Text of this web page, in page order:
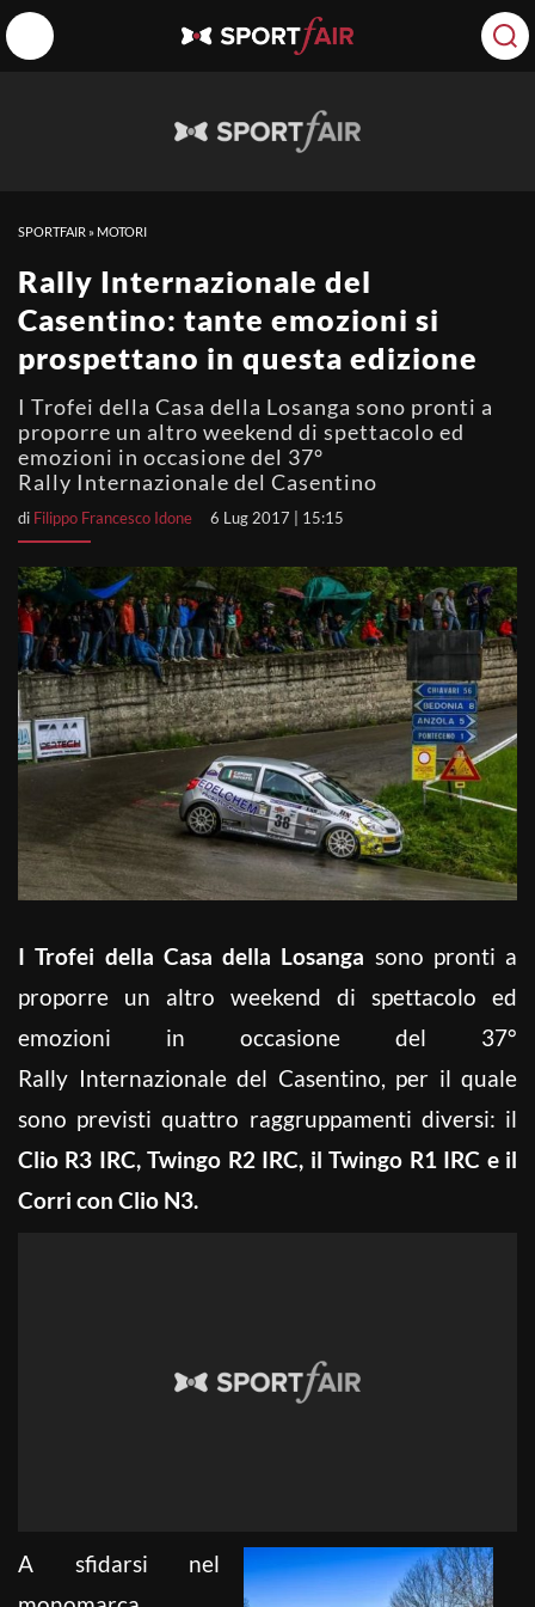
SPORTFAIR » MOTORI
Rally Internazionale del
Casentino: tante emozioni si
prospettano in questa edizione
I Trofei della Casa della Losanga sono pronti a
proporre un altro weekend di spettacolo ed
emozioni in occasione del 37°
Rally Internazionale del Casentino
di Filippo Francesco Idone 6 Lug 2017 | 15:15
I Trofei della Casa della Losanga sono pronti a
proporre un altro weekend di spettacolo ed
emozioni in occasione del 37°
Rally Internazionale del Casentino, per il quale
sono previsti quattro raggruppamenti diversi: il
Clio R3 IRC, Twingo R2 IRC, il Twingo R1 IRC e il
Corri con Clio N3.
A sfidarsi nel